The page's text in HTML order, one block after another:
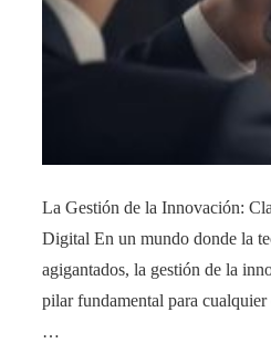
La Gestión de la Innovación:
Digital En un mundo donde la
agigantados, la gestión de la
pilar fundamental para
…